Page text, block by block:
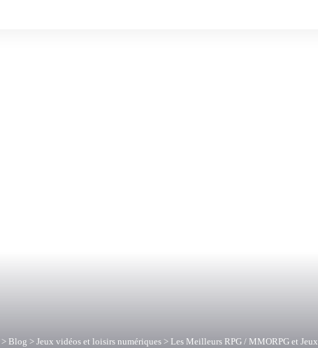
> Blog > Jeux vidéos et loisirs numériques > Les Meilleurs RPG / MMORPG et